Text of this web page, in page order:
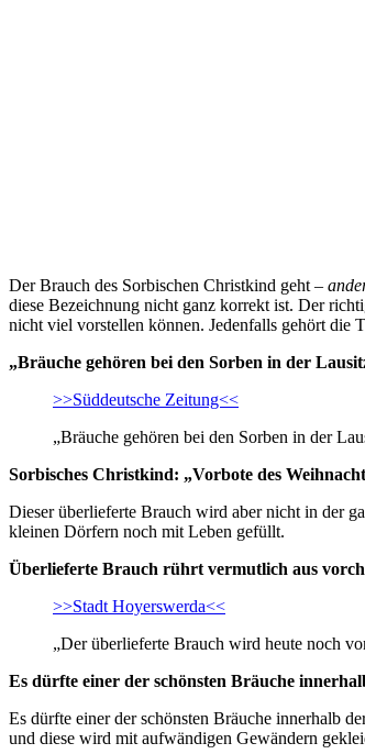
Der Brauch des Sorbischen Christkind geht –
diese Bezeichnung nicht ganz korrekt ist. Der
nicht viel vorstellen können. Jedenfalls gehört die
„Bräuche gehören bei den Sorben in der
>>Süddeutsche Zeitung<<
„Bräuche gehören bei den Sorben in der
Sorbisches Christkind: „Vorbote des
Dieser überlieferte Brauch wird aber nicht in der
kleinen Dörfern noch mit Leben gefüllt.
Überlieferte Brauch rührt vermutlich aus
>>Stadt Hoyerswerda<<
„Der überlieferte Brauch wird heute noch
Es dürfte einer der schönsten Bräuche
Es dürfte einer der schönsten Bräuche innerhalb
und diese wird mit aufwändigen Gewändern